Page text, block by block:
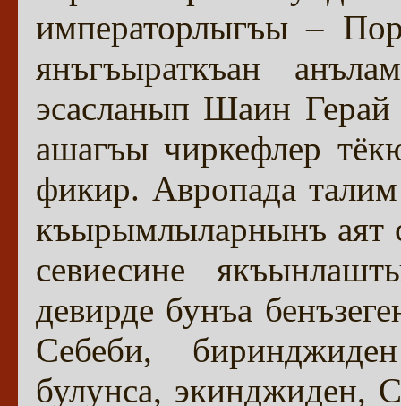
императорлыгъы –
янъгъыраткъан
эсасланып Шаин
ашагъы чиркефлер
фикир. Авропада
къырымлыларнынъ аят
севиесине
девирде бунъа
Себеби,
булунса, экинджиден,